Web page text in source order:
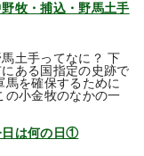
牧・捕込・野馬土手
土手ってなに？ 下
ある国指定の史跡で
馬を確保するために
の小金牧のなかの一
は何の日①